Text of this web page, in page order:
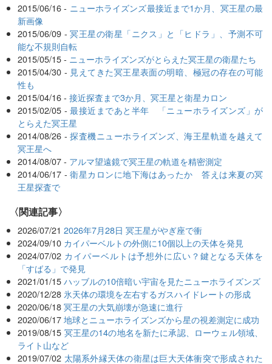
2015/06/16 - ニューホライズンズ最接近まで1か月、冥王星の最
新画像
2015/06/09 -冥王星の衛星「ニクス」と「ヒドラ」、予測不可
能な不規則自転
2015/05/15 - ニューホライズンズがとらえた冥王星の衛星たち
2015/04/30 - 見えてきた冥王星表面の明暗、極冠の存在の可能
性も
2015/04/16 -接近探査まで3か月、冥王星と衛星カロン
2015/02/05 -最接近まであと半年 「ニューホライズンズ」が
とらえた冥王星
2014/08/26 -探査機ニューホライズンズ、海王星軌道を越えて
冥王星へ
2014/08/07 - アルマ望遠鏡で冥王星の軌道を精密測定
2014/06/17 -衛星カロンに地下海はあったか 答えは来夏の冥
王星探査で
関連記事
2026/07/21 2026年7月28日 冥王星がやぎ座で衝
2024/09/10 カイパーベルトの外側に10個以上の天体を発見
2024/07/02 カイパーベルトは予想外に広い？鍵となる天体を
「すばる」で発見
2021/01/15 ハッブルの10倍暗い宇宙を見たニューホライズンズ
2020/12/28 氷天体の環境を左右するガスハイドレートの形成
2020/06/18 冥王星の大気崩壊が急速に進行
2020/06/17 地球とニューホライズンズから星の視差測定に成功
2019/08/15 冥王星の14の地名を新たに承認、ローウェル領域、
ライト山など
2019/07/02 太陽系外縁天体の衛星は巨大天体衝突で形成された